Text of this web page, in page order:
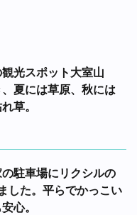
光スポット大室山
夏には草原、秋には
草。
の駐車場にリクシルの
した。平らでかっこい
心。